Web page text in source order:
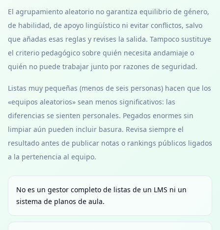
El agrupamiento aleatorio no garantiza equilibrio de género,
de habilidad, de apoyo lingüístico ni evitar conflictos, salvo
que añadas esas reglas y revises la salida. Tampoco sustituye
el criterio pedagógico sobre quién necesita andamiaje o
quién no puede trabajar junto por razones de seguridad.
Listas muy pequeñas (menos de seis personas) hacen que los
«equipos aleatorios» sean menos significativos: las
diferencias se sienten personales. Pegados enormes sin
limpiar aún pueden incluir basura. Revisa siempre el
resultado antes de publicar notas o rankings públicos ligados
a la pertenencia al equipo.
No es un gestor completo de listas de un LMS ni un
sistema de planos de aula.